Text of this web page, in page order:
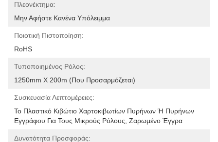
Πλεονέκτημα:
Μην Αφήστε Κανένα Υπόλειμμα
Ποιοτική Πιστοποίηση:
RoHS
Τυποποιημένος Ρόλος:
1250mm X 200m (που Προσαρμόζεται)
Συσκευασία Λεπτομέρειες:
Το Πλαστικό Κιβώτιο Χαρτοκιβωτίων Πυρήνων Ή Πυρήνων
Εγγράφου Για Τους Μικρούς Ρόλους, Ζαρωμένο Έγγρα
Δυνατότητα Προσφοράς: